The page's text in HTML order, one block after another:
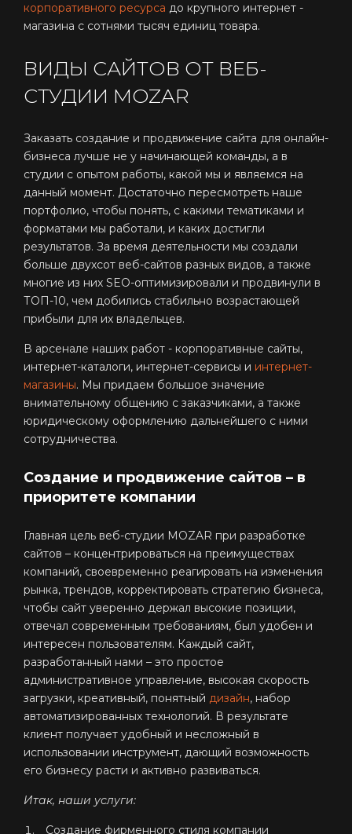
корпоративного ресурса до крупного интернет -
магазина с сотнями тысяч единиц товара.
ВИДЫ САЙТОВ ОТ ВЕБ-
СТУДИИ MOZAR
Заказать создание и продвижение сайта для онлайн-
бизнеса лучше не у начинающей команды, а в
студии с опытом работы, какой мы и являемся на
данный момент. Достаточно пересмотреть наше
портфолио, чтобы понять, с какими тематиками и
форматами мы работали, и каких достигли
результатов. За время деятельности мы создали
больше двухсот веб-сайтов разных видов, а также
многие из них SEO-оптимизировали и продвинули в
ТОП-10, чем добились стабильно возрастающей
прибыли для их владельцев.
В арсенале наших работ - корпоративные сайты,
интернет-каталоги, интернет-сервисы и интернет-
магазины. Мы придаем большое значение
внимательному общению с заказчиками, а также
юридическому оформлению дальнейшего с ними
сотрудничества.
Создание и продвижение сайтов – в
приоритете компании
Главная цель веб-студии MOZAR при разработке
сайтов – концентрироваться на преимуществах
компаний, своевременно реагировать на изменения
рынка, трендов, корректировать стратегию бизнеса,
чтобы сайт уверенно держал высокие позиции,
отвечал современным требованиям, был удобен и
интересен пользователям. Каждый сайт,
разработанный нами – это простое
административное управление, высокая скорость
загрузки, креативный, понятный дизайн, набор
автоматизированных технологий. В результате
клиент получает удобный и несложный в
использовании инструмент, дающий возможность
его бизнесу расти и активно развиваться.
Итак, наши услуги:
Создание фирменного стиля компании